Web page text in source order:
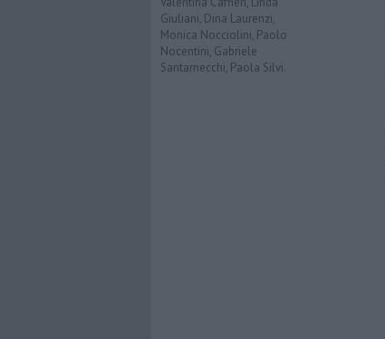
Giuliani, Dina Laurenzi,
Monica Nocciolini, Paolo
Nocentini, Gabriele
Santarnecchi, Paola Silvi.